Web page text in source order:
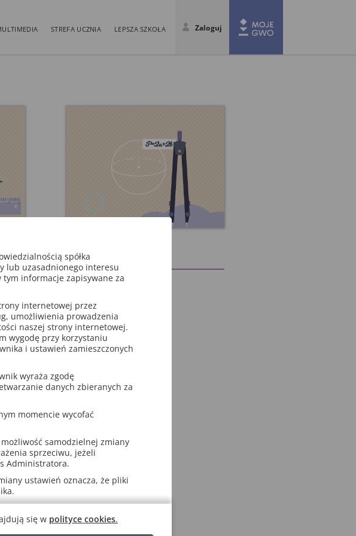
STREFA UCZNIA LEPSZA SZKOŁA Zaloguj
spółka
lub uzasadnionego interesu
informacje zapisywane za
internetowej przez
umożliwienia prowadzenia
naszej strony internetowej.
wygodę przy korzystaniu
i ustawień zamieszczonych
wyraża zgodę
danych zbieranych za
momencie wycofać
samodzielnej zmiany
sprzeciwu, jeżeli
Administratora.
ustawień oznacza, że pliki
się w polityce cookies.